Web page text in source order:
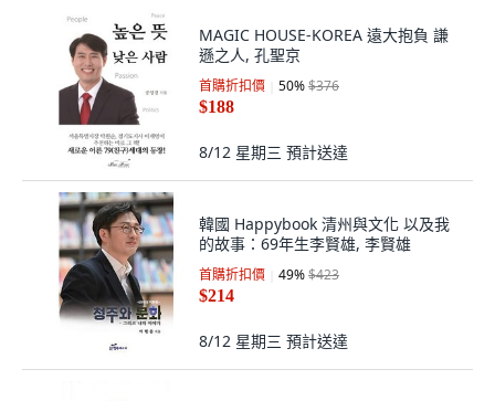
MAGIC HOUSE-KOREA 遠大抱負 謙
遜之人, 孔聖京
首購折扣價 50%$376
$188
8/12 星期三 預計送達
韓國 Happybook 清州與文化 以及我
的故事：69年生李賢雄, 李賢雄
首購折扣價 49%$423
$214
8/12 星期三 預計送達